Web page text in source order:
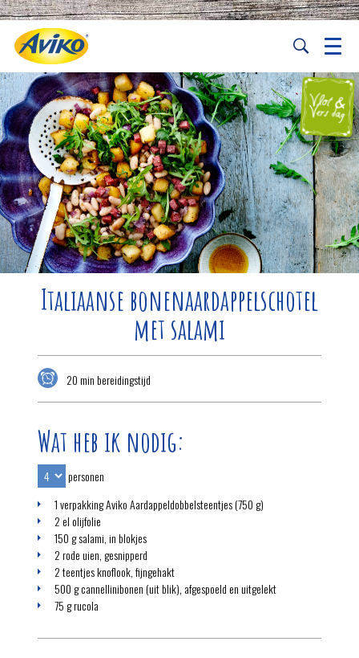
Italiaanse bonenaardappelschotel
met salami
20 min bereidingstijd
Wat heb ik nodig:
personen
1 verpakking Aviko Aardappeldobbelsteentjes (750 g)
2 el olijfolie
150 g salami, in blokjes
2 rode uien, gesnipperd
2 teentjes knoflook, fijngehakt
500 g cannellinibonen (uit blik), afgespoeld en uitgelekt
75 g rucola